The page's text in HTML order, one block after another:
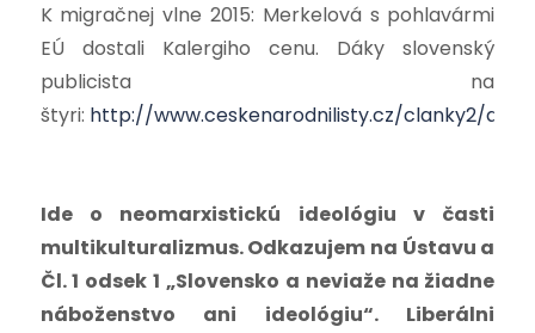
K migračnej vlne 2015: Merkelová s pohlavármi
EÚ dostali Kalergiho cenu. Dáky slovenský
publicista na
štyri: http://www.ceskenarodnilisty.cz/clanky2/
Ide o neomarxistickú ideológiu v časti
multikulturalizmus. Odkazujem na Ústavu a
Čl. 1 odsek 1 „Slovensko a neviaže na žiadne
náboženstvo ani ideológiu“. Liberálni